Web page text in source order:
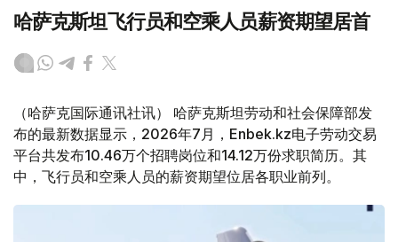
哈萨克斯坦飞行员和空乘人员薪资期望居首
（哈萨克国际通讯社讯） 哈萨克斯坦劳动和社会保障部发
布的最新数据显示，2026年7月，Enbek.kz电子劳动交易
平台共发布10.46万个招聘岗位和14.12万份求职简历。其
中，飞行员和空乘人员的薪资期望位居各职业前列。